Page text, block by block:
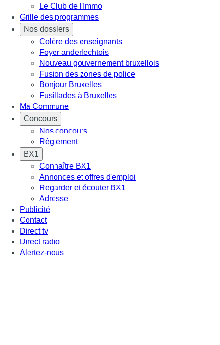
Le Club de l'Immo
Grille des programmes
Nos dossiers
Colère des enseignants
Foyer anderlechtois
Nouveau gouvernement bruxellois
Fusion des zones de police
Bonjour Bruxelles
Fusillades à Bruxelles
Ma Commune
Concours
Nos concours
Règlement
BX1
Connaître BX1
Annonces et offres d'emploi
Regarder et écouter BX1
Adresse
Publicité
Contact
Direct tv
Direct radio
Alertez-nous